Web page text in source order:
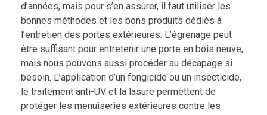
d’années, mais pour s’en assurer, il faut utiliser les
bonnes méthodes et les bons produits dédiés à
l’entretien des portes extérieures. L’égrenage peut
être suffisant pour entretenir une porte en bois neuve,
mais nous pouvons aussi procéder au décapage si
besoin. L’application d’un fongicide ou un insecticide,
le traitement anti-UV et la lasure permettent de
protéger les menuiseries extérieures contre les